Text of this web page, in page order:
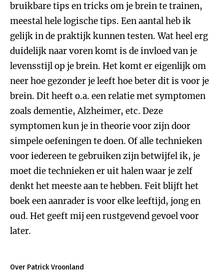
bruikbare tips en tricks om je brein te trainen,
meestal hele logische tips. Een aantal heb ik
gelijk in de praktijk kunnen testen. Wat heel erg
duidelijk naar voren komt is de invloed van je
levensstijl op je brein. Het komt er eigenlijk om
neer hoe gezonder je leeft hoe beter dit is voor je
brein. Dit heeft o.a. een relatie met symptomen
zoals dementie, Alzheimer, etc. Deze
symptomen kun je in theorie voor zijn door
simpele oefeningen te doen. Of alle technieken
voor iedereen te gebruiken zijn betwijfel ik, je
moet die technieken er uit halen waar je zelf
denkt het meeste aan te hebben. Feit blijft het
boek een aanrader is voor elke leeftijd, jong en
oud. Het geeft mij een rustgevend gevoel voor
later.
Over Patrick Vroonland